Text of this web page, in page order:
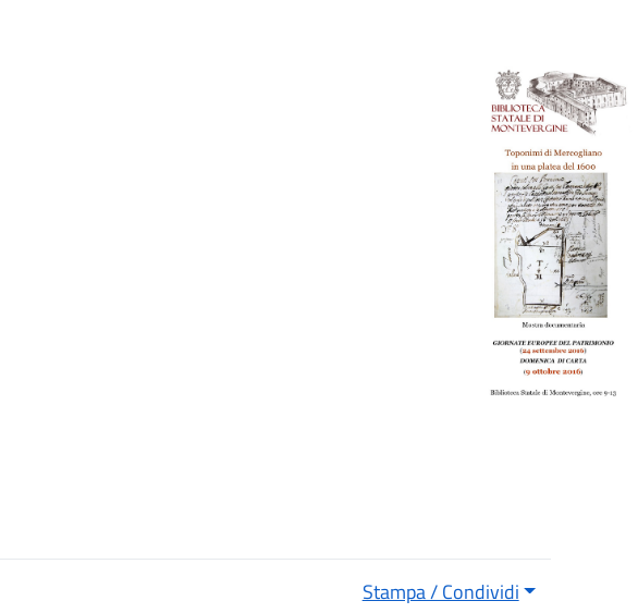
Stampa / Condividi